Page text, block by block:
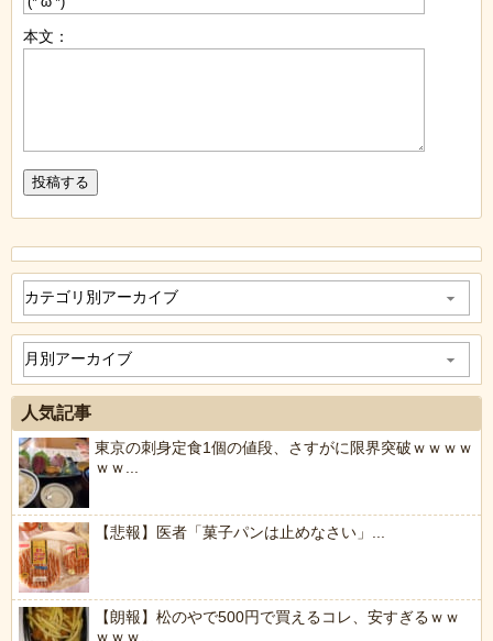
本文：
人気記事
東京の刺身定食1個の値段、さすがに限界突破ｗｗｗｗ
ｗｗ...
【悲報】医者「菓子パンは止めなさい」...
【朗報】松のやで500円で買えるコレ、安すぎるｗｗ
ｗｗｗ...